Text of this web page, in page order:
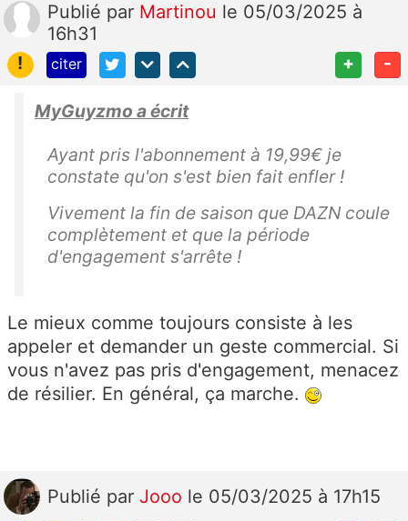
Publié par Martinou le 05/03/2025 à
16h31
!
citer + -
MyGuyzmo a écrit
Ayant pris l'abonnement à 19,99€ je
constate qu'on s'est bien fait enfler !
Vivement la fin de saison que DAZN coule
complètement et que la période
d'engagement s'arrête !
Le mieux comme toujours consiste à les
appeler et demander un geste commercial. Si
vous n'avez pas pris d'engagement, menacez
de résilier. En général, ça marche.
Publié par Jooo le 05/03/2025 à 17h15